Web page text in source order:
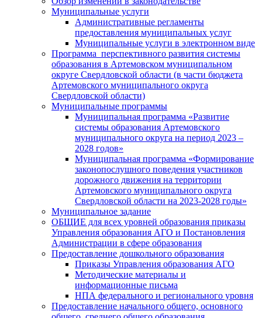
Муниципальные услуги
Административные регламенты
предоставления муниципальных услуг
Муниципальные услуги в электронном виде
Программа перспективного развития системы
образования в Артемовском муниципальном
округе Свердловской области (в части бюджета
Артемовского муниципального округа
Свердловской области)
Муниципальные программы
Муниципальная программа «Развитие
системы образования Артемовского
муниципального округа на период 2023 –
2028 годов»
Муниципальная программа «Формирование
законопослушного поведения участников
дорожного движения на территории
Артемовского муниципального округа
Свердловской области на 2023-2028 годы»
Муниципальное задание
ОБЩИЕ для всех уровней образования приказы
Управления образования АГО и Постановления
Администрации в сфере образования
Предоставление дошкольного образования
Приказы Управления образования АГО
Методические материалы и
информационные письма
НПА федерального и регионального уровня
Предоставление начального общего, основного